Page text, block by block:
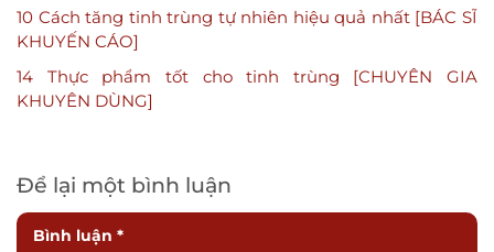
10 Cách tăng tinh trùng tự nhiên hiệu quả nhất [BÁC SĨ
KHUYẾN CÁO]
14 Thực phẩm tốt cho tinh trùng [CHUYÊN GIA
KHUYÊN DÙNG]
Để lại một bình luận
Bình luận *